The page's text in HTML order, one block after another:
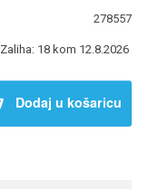
278557
Zaliha: 18 kom 12.8.2026
Dodaj u košaricu